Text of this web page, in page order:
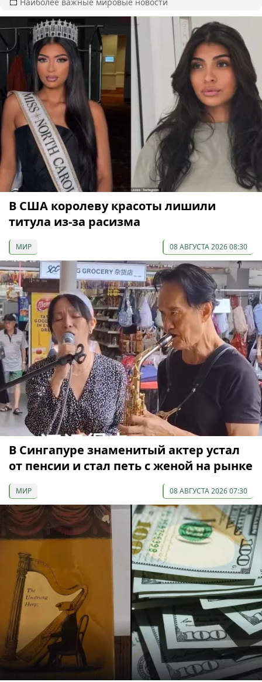
В США королеву красоты лишили
титула из-за расизма
МИР 08 АВГУСТА 2026 08:30
В Сингапуре знаменитый актер устал
от пенсии и стал петь с женой на рынке
МИР 08 АВГУСТА 2026 07:30